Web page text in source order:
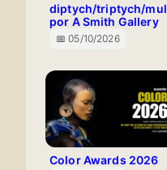
diptych/triptych/
por A Smith Gallery
📅 05/10/2026
Color Awards 2026